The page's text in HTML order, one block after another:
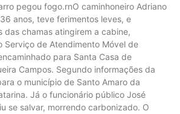
pegou fogo.rnO caminhoneiro Adriano
anos, teve ferimentos leves, e
das chamas atingirem a cabine,
Serviço de Atendimento Móvel de
para Santa Casa de
Campos. Segundo informações da
o município de Santo Amaro da
Já o funcionário público José
se salvar, morrendo carbonizado. O